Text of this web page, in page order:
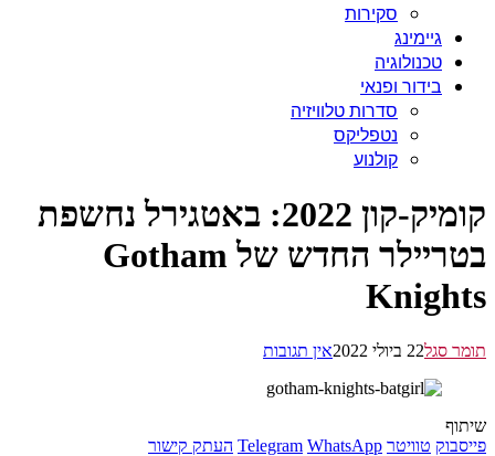
סקירות
גיימינג
טכנולוגיה
בידור ופנאי
סדרות טלוויזיה
נטפליקס
קולנוע
קומיק-קון 2022: באטגירל נחשפת
בטריילר החדש של Gotham
סגל22 ביולי 2022 אין תגובות
טוויטר Telegram WhatsApp העתק קישור